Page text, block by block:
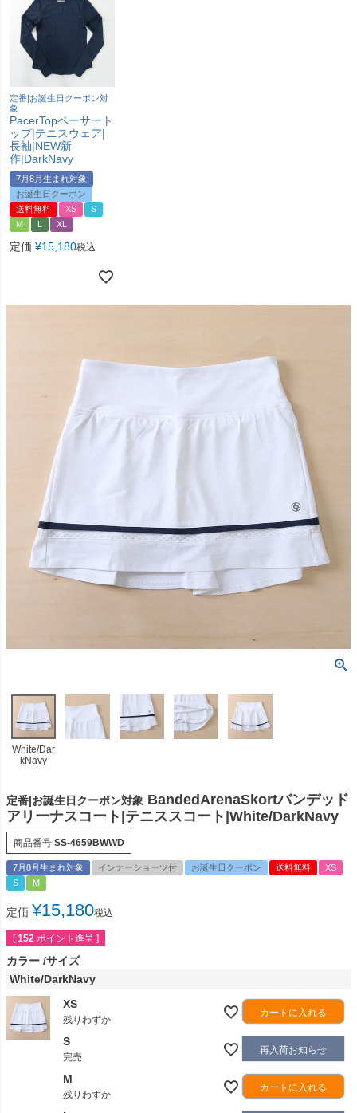
定番|お誕生日クーポン対
象
PacerTopペーサート
ップ|テニスウェア|
長袖|NEW新
作|DarkNavy
7月8月生まれ対象
お誕生日クーポン
送料無料
XS
S
M
L XL
定価 ¥15,180税込
White/Dar
kNavy
定番|お誕生日クーポン対象 BandedArenaSkortバンデッド
アリーナスコート|テニススコート|White/DarkNavy
商品番号 SS-4659BWWD
7月8月生まれ対象 インナーショーツ付 お誕生日クーポン 送料無料
XS
S
M
定価 ¥15,180税込
[ 152 ポイント進呈 ]
カラー サイズ
White/DarkNavy
XS
残りわずか
カートに入れる
S
完売
再入荷お知らせ
M
残りわずか
カートに入れる